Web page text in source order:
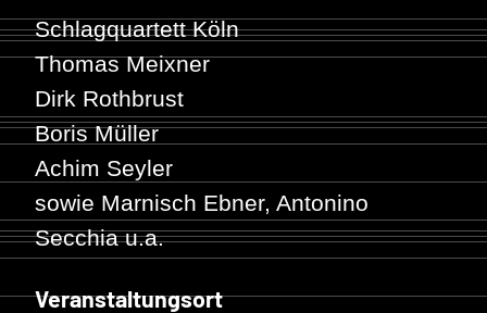
Schlagquartett Köln
Thomas Meixner
Dirk Rothbrust
Boris Müller
Achim Seyler
sowie Marnisch Ebner, Antonino
Secchia u.a.
Veranstaltungsort